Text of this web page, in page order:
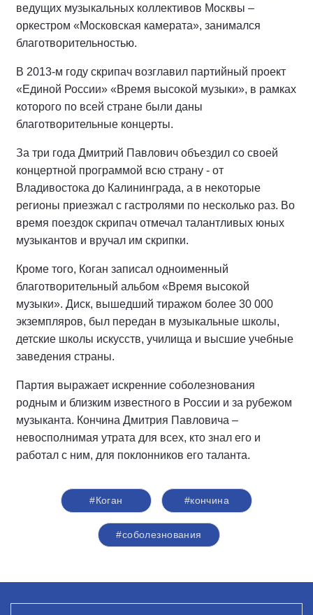
ведущих музыкальных коллективов Москвы –
оркестром «Московская камерата», занимался
благотворительностью.
В 2013-м году скрипач возглавил партийный проект
«Единой России» «Время высокой музыки», в рамках
которого по всей стране были даны
благотворительные концерты.
За три года Дмитрий Павлович объездил со своей
концертной программой всю страну - от
Владивостока до Калининграда, а в некоторые
регионы приезжал с гастролями по несколько раз. Во
время поездок скрипач отмечал талантливых юных
музыкантов и вручал им скрипки.
Кроме того, Коган записал одноименный
благотворительный альбом «Время высокой
музыки». Диск, вышедший тиражом более 30 000
экземпляров, был передан в музыкальные школы,
детские школы искусств, училища и высшие учебные
заведения страны.
Партия выражает искренние соболезнования
родным и близким известного в России и за рубежом
музыканта. Кончина Дмитрия Павловича –
невосполнимая утрата для всех, кто знал его и
работал с ним, для поклонников его таланта.
#Коган #кончина
#соболезнования